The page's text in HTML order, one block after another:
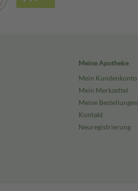
Meine Apotheke
Mein Kundenkonto
Mein Merkzettel
Meine Bestellungen
Kontakt
Neuregistrierung